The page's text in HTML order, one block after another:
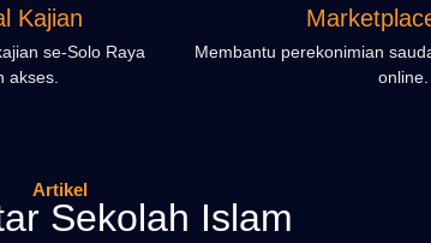
Kajian
se-Solo Raya
akses.
Membantu perekonimian
online.
Artikel
Sekolah Islam